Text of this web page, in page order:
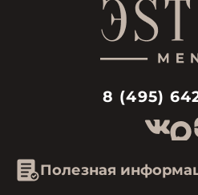
8 (495)
Полезная